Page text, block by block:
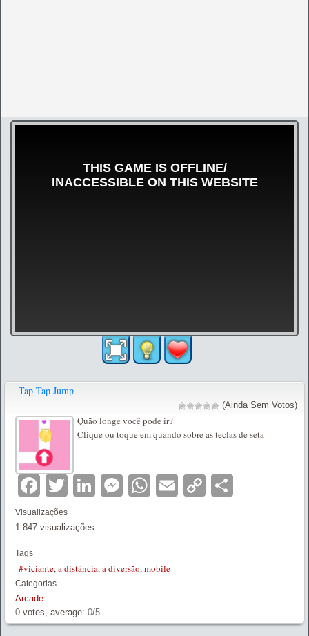
Tap Tap Jump
(Ainda Sem Votos)
Quão longe você pode ir?
Clique ou toque em quando sobre as teclas de seta
Facebook
TwitterLinkedIn
Messenger
WhatsApp
EmailCopy
Visualizações
1.847 visualizações
Tags
#viciante,a distância,a diversão,mobile
Categorias
Arcade
0 votes, average: 0/5